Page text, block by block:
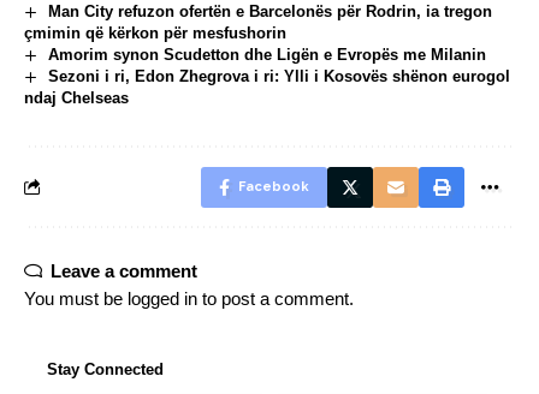
Man City refuzon ofertën e Barcelonës për Rodrin, ia tregon
çmimin që kërkon për mesfushorin
Amorim synon Scudetton dhe Ligën e Evropës me Milanin
Sezoni i ri, Edon Zhegrova i ri: Ylli i Kosovës shënon eurogol
ndaj Chelseas
Facebook
Leave a comment
You must be logged in to post a comment.
Stay Connected